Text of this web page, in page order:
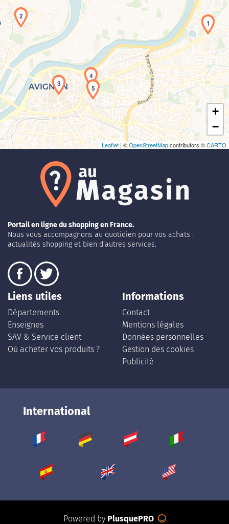
Chargement de la carte en cours...
1
2
3
4
5
+
−
Leaflet | ©OpenStreetMapcontributors ©CARTO
Portail en ligne du shopping en France.
Nous vous accompagnons au quotidien pour vos achats :
actualités shopping et bien d’autres services.
Liens utiles
Départements
Enseignes
SAV & Service client
Où acheter vos produits ?
Informations
Contact
Mentions légales
Données personnelles
Gestion des cookies
Publicité
International
Powered by PlusquePRO